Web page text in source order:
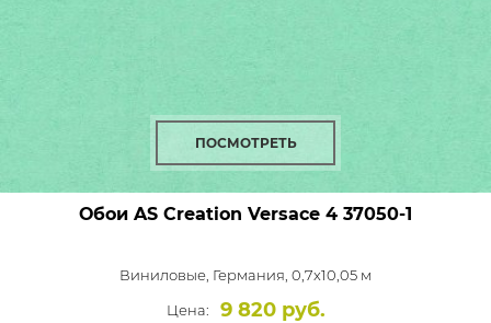
ПОСМОТРЕТЬ
Обои AS Creation Versace 4 37050-1
Виниловые, Германия, 0,7x10,05 м
Цена:
9 820 руб.